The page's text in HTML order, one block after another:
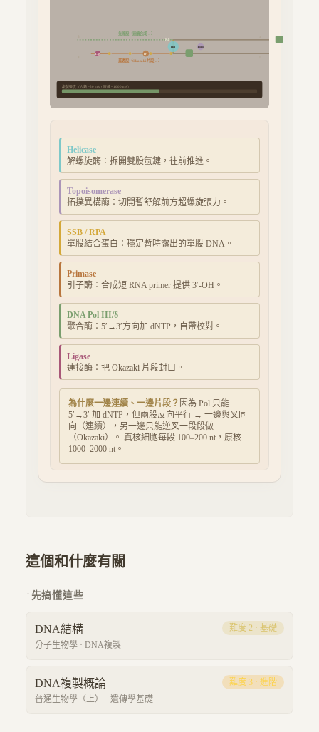
先導股（連續合成 →）
延遲股（Okazaki 片段 ←）
Hel Topo
Pol
Pri
Lig
複製速度（人類 ~50 nt/s，原核 ~1000 nt/s）
Helicase
解螺旋酶：拆開雙股氫鍵，往前推進。
Topoisomerase
拓撲異構酶：切開暫舒解前方超螺旋張力。
SSB / RPA
單股結合蛋白：穩定暫時露出的單股 DNA。
Primase
引子酶：合成短 RNA primer 提供 3′-OH。
DNA Pol III/δ
聚合酶：5′→3′方向加 dNTP，自帶校對。
Ligase
連接酶：把 Okazaki 片段封口。
為什麼一邊連續、一邊片段？ 因為 Pol 只能
5′→3′ 加 dNTP，但兩股反向平行 → 一邊與叉同
向（連續），另一邊只能逆叉一段段做
（Okazaki）。 真核細胞每段 100–200 nt，原核
1000–2000 nt。
這個和什麼有關
↑ 先搞懂這些
DNA結構
分子生物學 · DNA複製
難度 2 · 基礎
DNA複製概論
普通生物學（上） · 遺傳學基礎
難度 3 · 進階